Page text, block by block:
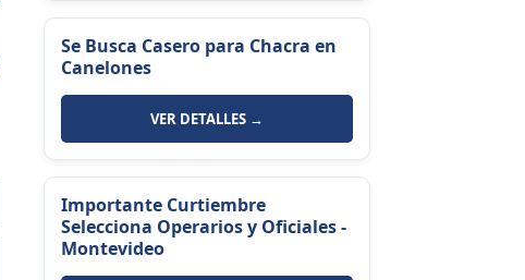
Se Busca Casero para Chacra en
Canelones
VER DETALLES →
Importante Curtiembre
Selecciona Operarios y Oficiales -
Montevideo